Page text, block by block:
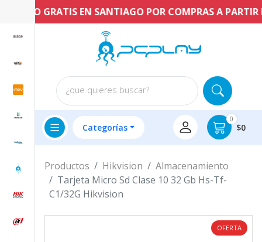
ENVÍO GRATIS EN SANTIAGO POR COMPRAS A PARTIR
¿que quieres buscar?
Categorías
0
$0
Productos Hikvision
Almacenamiento
Tarjeta Micro Sd Clase 10 32 Gb Hs-Tf-
C1/32G Hikvision
OFERTA